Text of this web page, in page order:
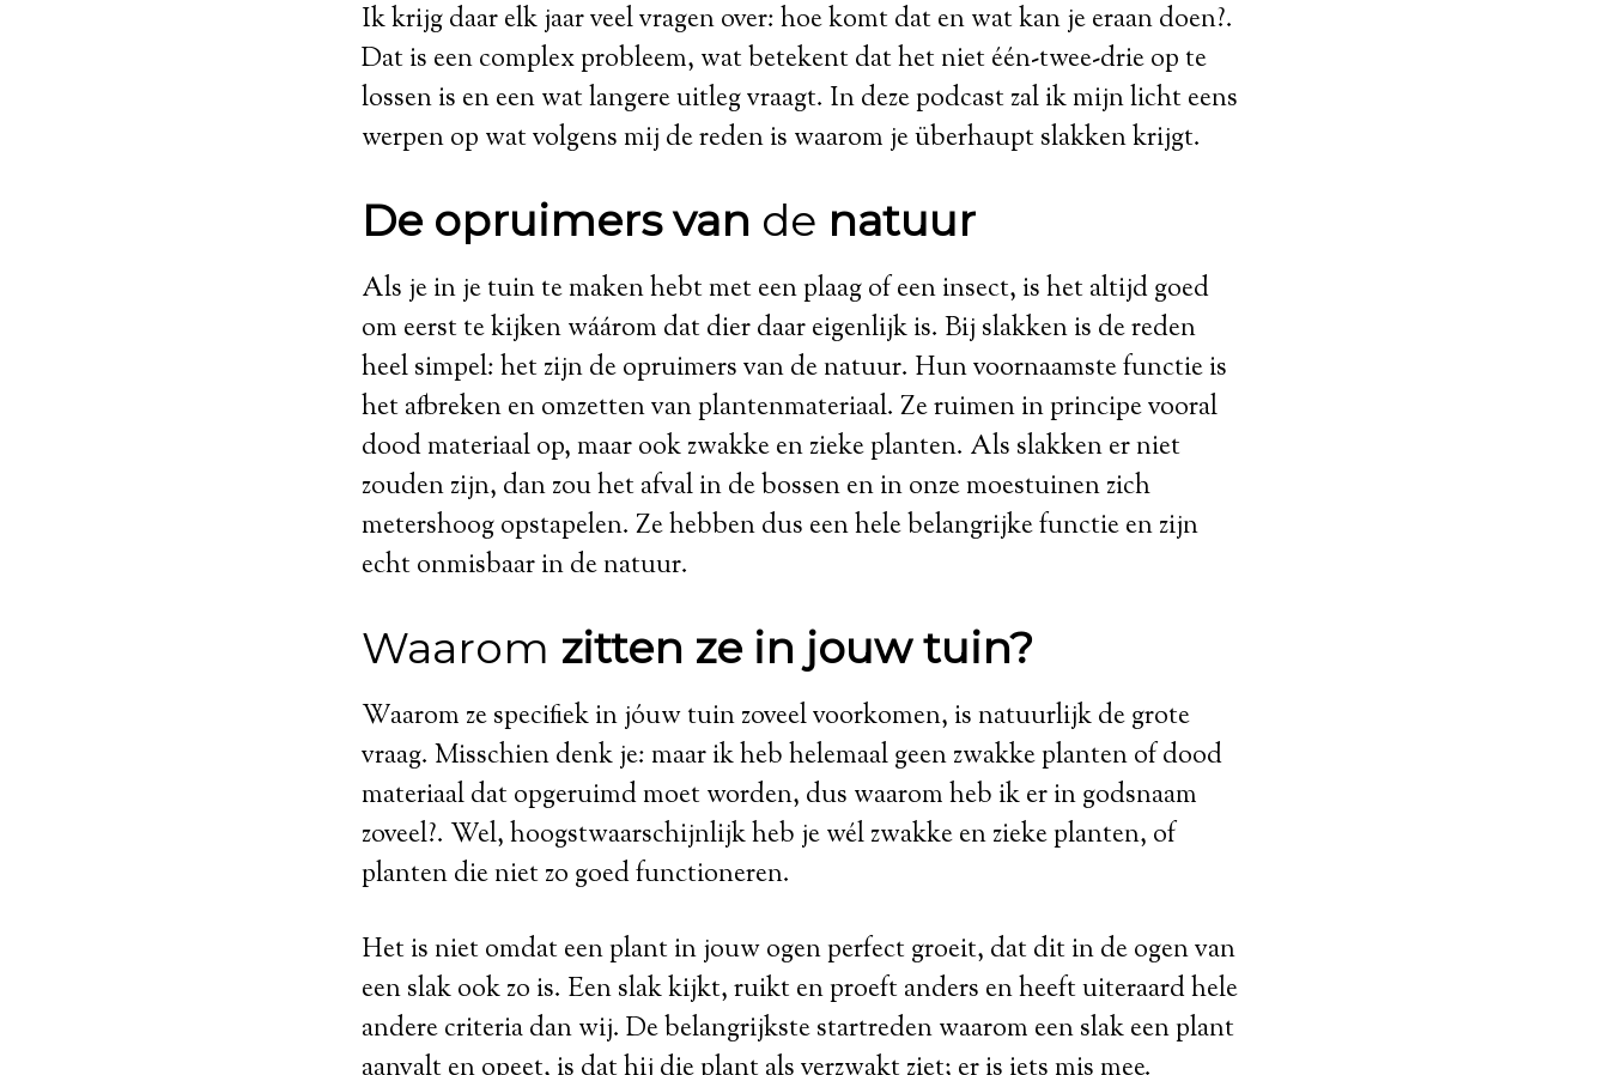
Ik krijg daar elk jaar veel vragen over: hoe komt dat en wat kan je eraan doen?.
Dat is een complex probleem, wat betekent dat het niet één-twee-drie op te
lossen is en een wat langere uitleg vraagt. In deze podcast zal ik mijn licht eens
werpen op wat volgens mij de reden is waarom je überhaupt slakken krijgt.
De opruimers van de natuur
Als je in je tuin te maken hebt met een plaag of een insect, is het altijd goed
om eerst te kijken wáárom dat dier daar eigenlijk is. Bij slakken is de reden
heel simpel: het zijn de opruimers van de natuur. Hun voornaamste functie is
het afbreken en omzetten van plantenmateriaal. Ze ruimen in principe vooral
dood materiaal op, maar ook zwakke en zieke planten. Als slakken er niet
zouden zijn, dan zou het afval in de bossen en in onze moestuinen zich
metershoog opstapelen. Ze hebben dus een hele belangrijke functie en zijn
echt onmisbaar in de natuur.
Waarom zitten ze in jouw tuin?
Waarom ze specifiek in jóuw tuin zoveel voorkomen, is natuurlijk de grote
vraag. Misschien denk je: maar ik heb helemaal geen zwakke planten of dood
materiaal dat opgeruimd moet worden, dus waarom heb ik er in godsnaam
zoveel?. Wel, hoogstwaarschijnlijk heb je wél zwakke en zieke planten, of
planten die niet zo goed functioneren.
Het is niet omdat een plant in jouw ogen perfect groeit, dat dit in de ogen van
een slak ook zo is. Een slak kijkt, ruikt en proeft anders en heeft uiteraard hele
andere criteria dan wij. De belangrijkste startreden waarom een slak een plant